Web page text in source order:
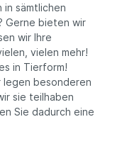
sämtlichen
Gerne bieten wir
wir Ihre
vielen mehr!
in Tierform!
legen besonderen
sie teilhaben
Sie dadurch eine